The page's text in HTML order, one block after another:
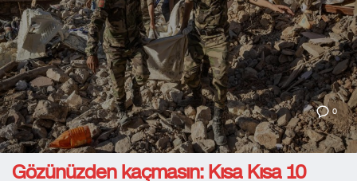
0
Gözünüzden kaçmasın: Kısa Kısa 10